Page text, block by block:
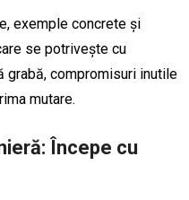
exemple concrete și
se potrivește cu
grabă, compromisuri inutile
mutare.
Începe cu